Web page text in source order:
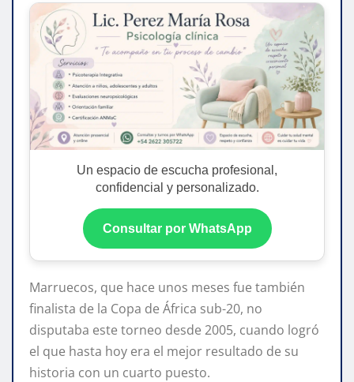
Un espacio de escucha profesional,
confidencial y personalizado.
Consultar por WhatsApp
Marruecos, que hace unos meses fue también
finalista de la Copa de África sub-20, no
disputaba este torneo desde 2005, cuando logró
el que hasta hoy era el mejor resultado de su
historia con un cuarto puesto.